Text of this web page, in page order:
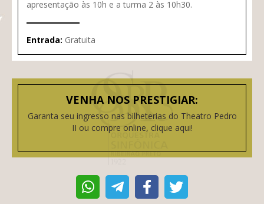
apresentação às 10h e a turma 2 às 10h30.
Entrada: Gratuita
VENHA NOS PRESTIGIAR:
Garanta seu ingresso nas bilheterias do Theatro Pedro
II ou compre online, clique aqui!